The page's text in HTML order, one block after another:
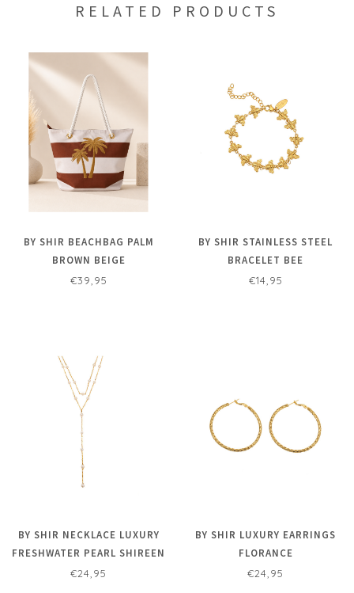
RELATED PRODUCTS
BY SHIR BEACHBAG PALM
BROWN BEIGE
€39,95
BY SHIR STAINLESS STEEL
BRACELET BEE
€14,95
BY SHIR NECKLACE LUXURY
FRESHWATER PEARL SHIREEN
€24,95
BY SHIR LUXURY EARRINGS
FLORANCE
€24,95